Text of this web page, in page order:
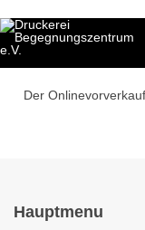
Der
Hauptmenu